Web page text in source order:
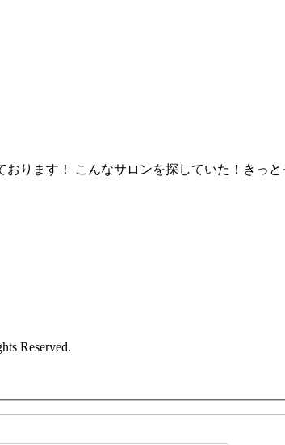
ります！ こんなサロンを探していた！きっと
Reserved.